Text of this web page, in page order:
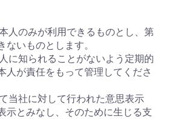
人のみが利用できるものとし、第
いものとします。
に知られることがないよう定期的
人が責任をもって管理してくださ
当社に対して行われた意思表示
示とみなし、そのために生じる支